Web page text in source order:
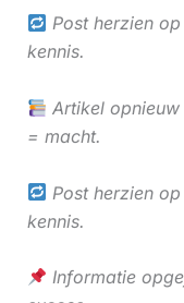
Post herzien
kennis.
Artikel
= macht.
Post herzien
kennis.
Informatie